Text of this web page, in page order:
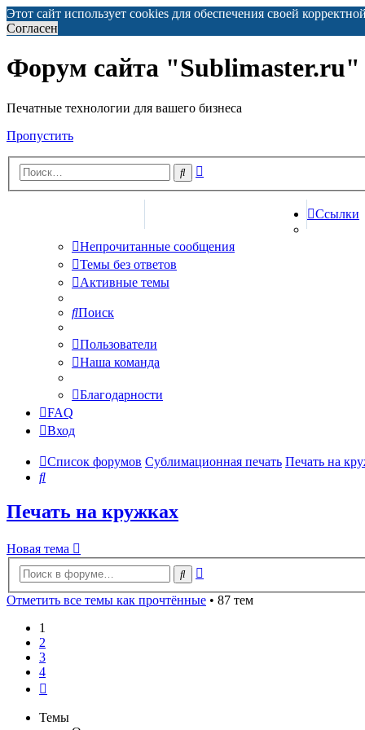
Этот сайт использует cookies для обеспечения своей
Согласен
Форум сайта "Sublimaster.ru"
Печатные технологии для вашего бизнеса
Пропустить
Поиск
Ссылки
Непрочитанные сообщения
Темы без ответов
Активные темы
Поиск
Пользователи
Наша команда
Благодарности
FAQ
Вход
Список форумов Сублимационная печать Печать на
Поиск
Печать на кружках
Новая тема
Поиск
Отметить все темы как прочтённые • 87 тем
1
2
3
4
Темы